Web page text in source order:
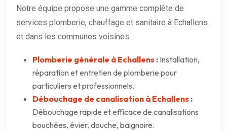
Notre équipe propose une gamme complète de
services plomberie, chauffage et sanitaire à Echallens
et dans les communes voisines :
Plomberie générale à Echallens : Installation,
réparation et entretien de plomberie pour
particuliers et professionnels.
Débouchage de canalisation à Echallens :
Débouchage rapide et efficace de canalisations
bouchées, évier, douche, baignoire.